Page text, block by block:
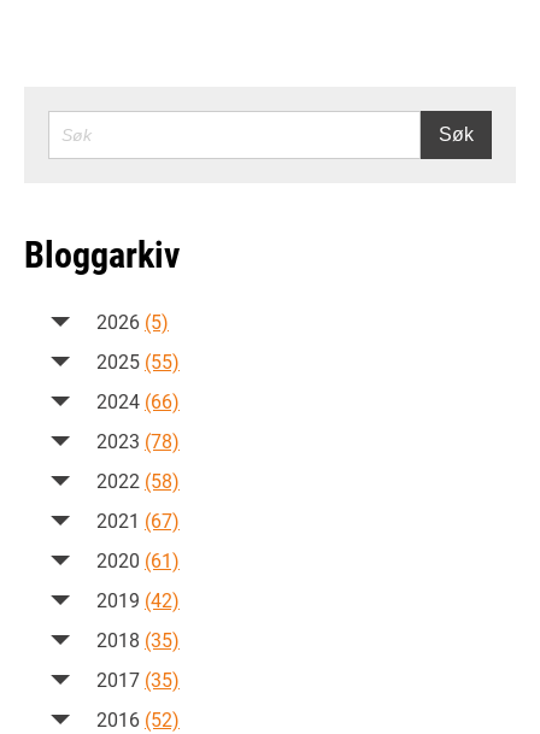
SØK Søk
Bloggarkiv
2026 (5)
2025 (55)
2024 (66)
2023 (78)
2022 (58)
2021 (67)
2020 (61)
2019 (42)
2018 (35)
2017 (35)
2016 (52)